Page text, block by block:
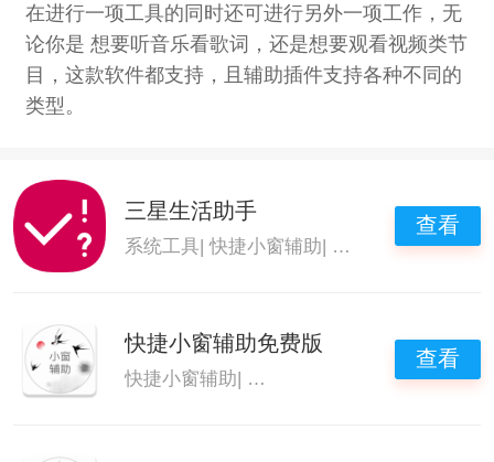
在进行一项工具的同时还可进行另外一项工作，无
论你是 想要听音乐看歌词，还是想要观看视频类节
目，这款软件都支持，且辅助插件支持各种不同的
类型。
三星生活助手
系统工具|快捷小窗辅助| 快捷小窗辅助app|
查看
快捷小窗辅助免费版
快捷小窗辅助 快捷小窗辅助软件|快捷小窗
查看